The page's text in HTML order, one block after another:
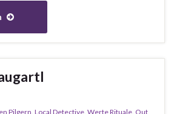
Pilgern Local Detective Werte Rituale Out